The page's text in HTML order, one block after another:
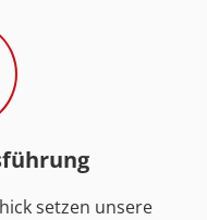
setzen unsere